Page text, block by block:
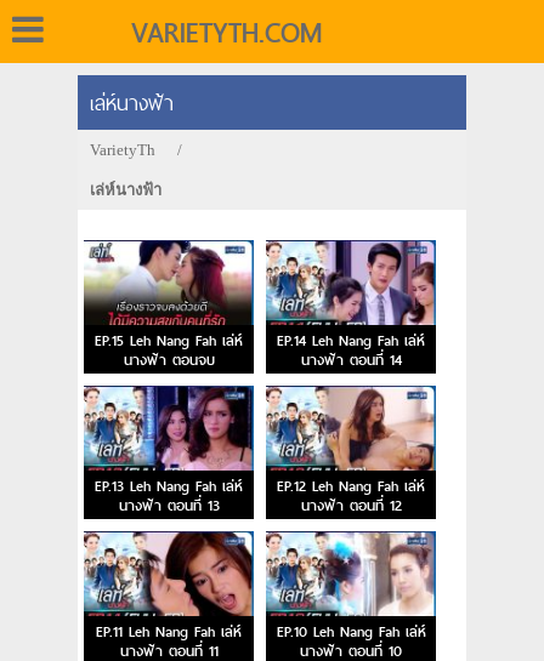
VARIETYTH.COM
เล่ห์นางฟ้า
VarietyTh /
เล่ห์นางฟ้า
EP.15 Leh Nang Fah เล่ห์
นางฟ้า ตอนจบ
EP.14 Leh Nang Fah เล่ห์
นางฟ้า ตอนที่ 14
EP.13 Leh Nang Fah เล่ห์
นางฟ้า ตอนที่ 13
EP.12 Leh Nang Fah เล่ห์
นางฟ้า ตอนที่ 12
EP.11 Leh Nang Fah เล่ห์
นางฟ้า ตอนที่ 11
EP.10 Leh Nang Fah เล่ห์
นางฟ้า ตอนที่ 10